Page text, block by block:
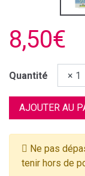
8,50€
Quantité
AJOUTER AU
Ne pas
tenir hors de